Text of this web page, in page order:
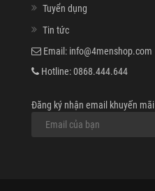
Tuyển dụng
Tin tức
Email: info@4menshop.com
Hotline:0868.444.644
Đăng ký nhận email khuyến mãi